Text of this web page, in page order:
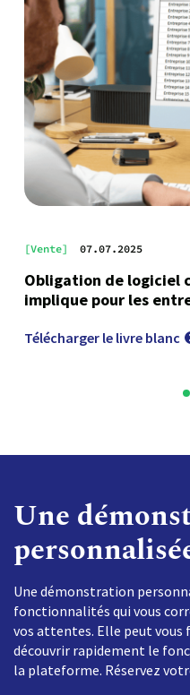
[Vente] 07.07.2025
Obligation de logiciel
implique pour les
Télécharger le livre blanc
Une
Une démonstration
fonctionnalités qui vous
vos attentes. Elle peut vous
découvrir rapidement le
la plateforme. Réservez